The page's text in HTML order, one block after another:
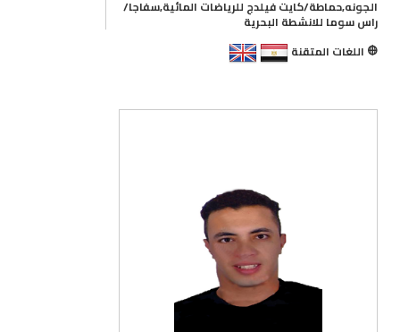
الجونه,حماطة/كايت فيلدج للرياضات المائية,سفاجا/
راس سوما للانشطة البحرية
اللغات المتقنة